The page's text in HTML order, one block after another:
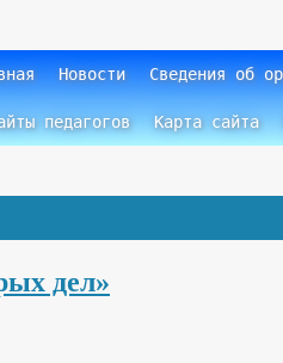
Новости Сведения об
педагогов Карта сайта
дел»